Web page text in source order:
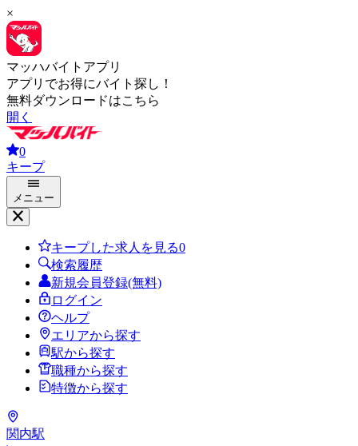
×
マッハバイトアプリ
アプリでお得にバイト探し！
無料ダウンロードはこちら
開く
0
キープ
メニュー
キープした求人を見る0
検索履歴
新規会員登録(無料)
ログイン
ヘルプ
エリアから探す
駅から探す
職種から探す
特徴から探す
関内駅